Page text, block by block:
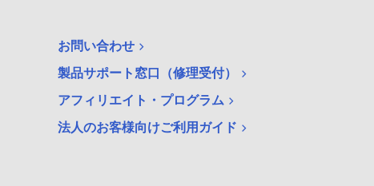
お問い合わせ
製品サポート窓口（修理受付）
アフィリエイト・プログラム
法人のお客様向けご利用ガイド